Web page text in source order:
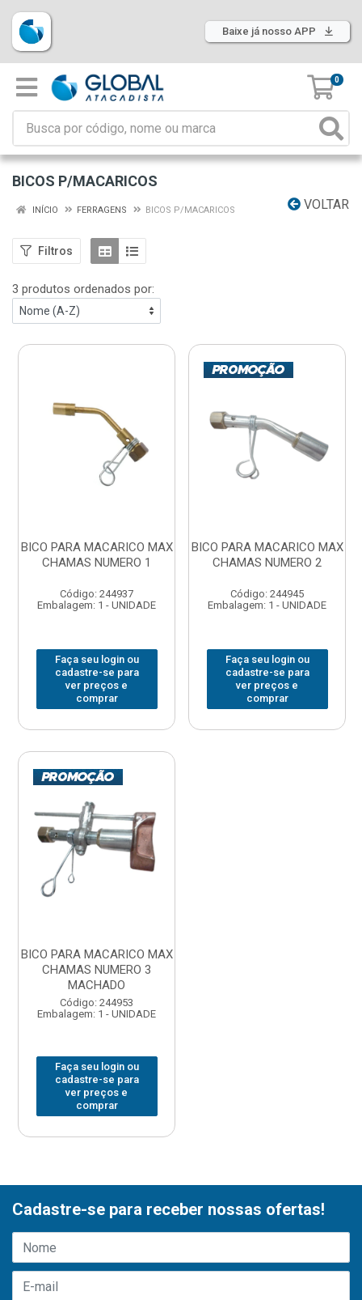
Baixe já nosso APP
0
BICOS P/MACARICOS
VOLTAR
INÍCIO FERRAGENS BICOS P/MACARICOS
Filtros
3 produtos ordenados por:
BICO PARA MACARICO MAX
CHAMAS NUMERO 1
Código: 244937
Embalagem: 1 - UNIDADE
Faça seu login ou
cadastre-se para
ver preços e
comprar
BICO PARA MACARICO MAX
CHAMAS NUMERO 2
Código: 244945
Embalagem: 1 - UNIDADE
Faça seu login ou
cadastre-se para
ver preços e
comprar
BICO PARA MACARICO MAX
CHAMAS NUMERO 3
MACHADO
Código: 244953
Embalagem: 1 - UNIDADE
Faça seu login ou
cadastre-se para
ver preços e
comprar
Cadastre-se para receber nossas ofertas!